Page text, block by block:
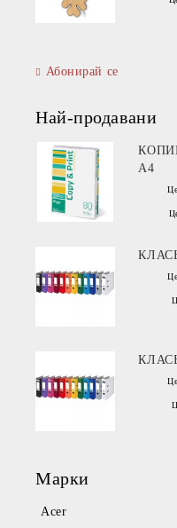
Абонирай се
Най-продавани
A4
Марки
Acer